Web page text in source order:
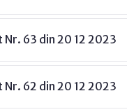
Nr. 63 din 20 12 2023
Nr. 62 din 20 12 2023